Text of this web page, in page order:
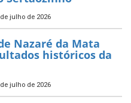
julho de 2026
Nazaré da Mata
históricos da
julho de 2026